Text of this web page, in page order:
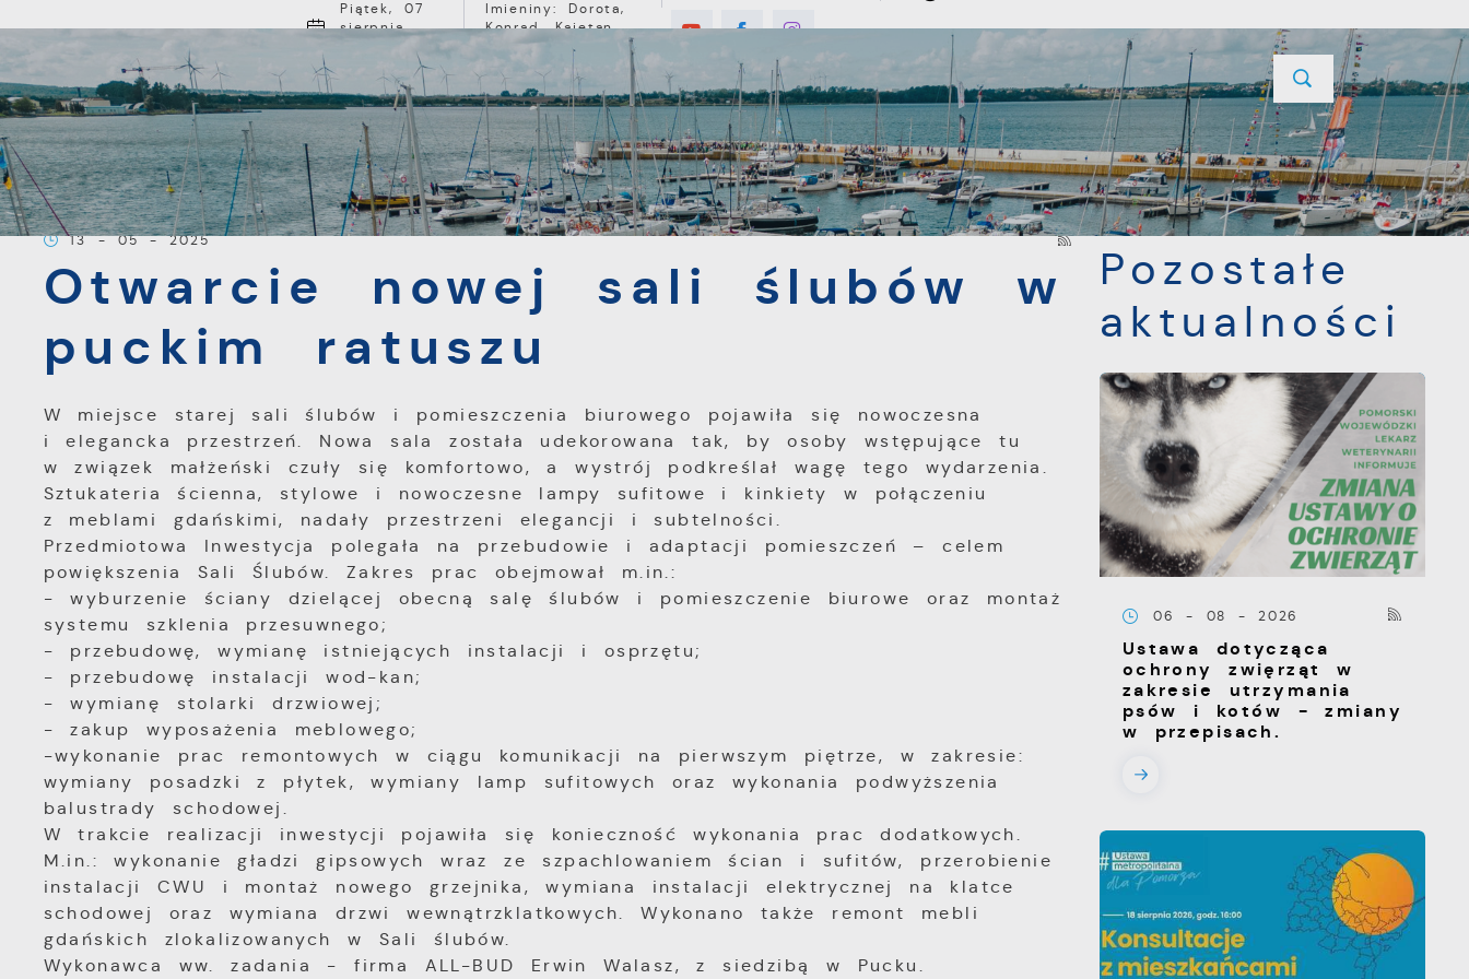
Przejdź do ustawień wielkości czcionki.
Piątek, 07
sierpnia
Imieniny: Dorota,
Konrad, Kajetan
Pochmurno 17°C
O MIEŚCIE MIESZKANIEC TURYSTYKA INWESTYCJE PROJEKTY UNIJNE KONTAKT
Strona główna Aktualności Otwarcie nowej sali ślubów w puckim ratuszu POPRZEDNI NASTĘPNY
13 - 05 - 2025
Otwarcie nowej sali ślubów w
puckim ratuszu
W miejsce starej sali ślubów i pomieszczenia biurowego pojawiła się nowoczesna
i elegancka przestrzeń. Nowa sala została udekorowana tak, by osoby wstępujące tu
w związek małżeński czuły się komfortowo, a wystrój podkreślał wagę tego wydarzenia.
Sztukateria ścienna, stylowe i nowoczesne lampy sufitowe i kinkiety w połączeniu
z meblami gdańskimi, nadały przestrzeni elegancji i subtelności.
Przedmiotowa Inwestycja polegała na przebudowie i adaptacji pomieszczeń – celem
powiększenia Sali Ślubów. Zakres prac obejmował m.in.:
- wyburzenie ściany dzielącej obecną salę ślubów i pomieszczenie biurowe oraz montaż
systemu szklenia przesuwnego;
- przebudowę, wymianę istniejących instalacji i osprzętu;
- przebudowę instalacji wod-kan;
- wymianę stolarki drzwiowej;
- zakup wyposażenia meblowego;
-wykonanie prac remontowych w ciągu komunikacji na pierwszym piętrze, w zakresie:
wymiany posadzki z płytek, wymiany lamp sufitowych oraz wykonania podwyższenia
balustrady schodowej.
W trakcie realizacji inwestycji pojawiła się konieczność wykonania prac dodatkowych.
M.in.: wykonanie gładzi gipsowych wraz ze szpachlowaniem ścian i sufitów, przerobienie
instalacji CWU i montaż nowego grzejnika, wymiana instalacji elektrycznej na klatce
schodowej oraz wymiana drzwi wewnątrzklatkowych. Wykonano także remont mebli
gdańskich zlokalizowanych w Sali ślubów.
Wykonawca ww. zadania - firma ALL-BUD Erwin Walasz, z siedzibą w Pucku.
Pozostałe
aktualności
06 - 08 - 2026
Ustawa dotycząca
ochrony zwięrząt w
zakresie utrzymania
psów i kotów - zmiany
w przepisach.